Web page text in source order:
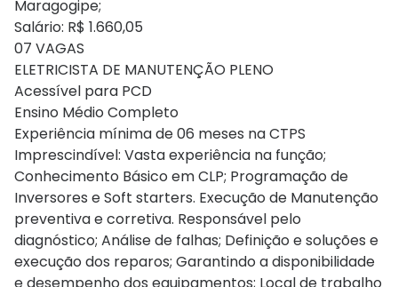
Maragogipe;
Salário: R$ 1.660,05
07 VAGAS
ELETRICISTA DE MANUTENÇÃO PLENO
Acessível para PCD
Ensino Médio Completo
Experiência mínima de 06 meses na CTPS
Imprescindível: Vasta experiência na função;
Conhecimento Básico em CLP; Programação de
Inversores e Soft starters. Execução de Manutenção
preventiva e corretiva. Responsável pelo
diagnóstico; Análise de falhas; Definição e soluções e
execução dos reparos; Garantindo a disponibilidade